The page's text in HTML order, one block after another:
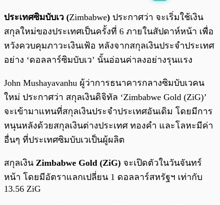
พร้อมเล่น 0:00 / 0:00
ประเทศซิมบับเว (Zimbabwe) ประกาศว่า จะเริ่มใช้เงิน
สกุลใหม่ของประเทศเป็นครั้งที่ 6 ภายในสัปดาห์หน้า เพื่อ
หวังควบคุมภาวะเงินเฟ้อ หลังจากสกุลเงินประจำประเทศ
อย่าง ‘ดอลลาร์ซิมบับเว’ นั้นอ่อนค่าลงอย่างรุนแรง
John Mushayavanhu ผู้ว่าการธนาคารกลางซิมบับเวคน
ใหม่ ประกาศว่า สกุลเงินดิจิทัล ‘Zimbabwe Gold (ZiG)’
จะเข้ามาแทนที่สกุลเงินประจำประเทศอันเดิม โดยมีการ
หนุนหลังด้วยสกุลเงินต่างประเทศ ทองคำ และโลหะมีค่า
อื่นๆ ที่ประเทศซิมบับเวเป็นผู้ผลิต
สกุลเงิน Zimbabwe Gold (ZiG) จะเปิดตัวในวันจันทร์
หน้า โดยมีอัตราแลกเปลี่ยน 1 ดอลลาร์สหรัฐฯ เท่ากับ
13.56 ZiG